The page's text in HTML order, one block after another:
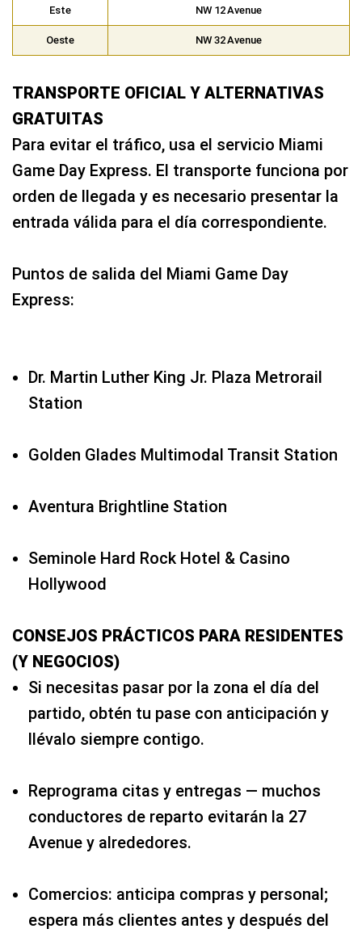
Este NW 12 Avenue
Oeste NW 32 Avenue
TRANSPORTE OFICIAL Y ALTERNATIVAS
GRATUITAS
Para evitar el tráfico, usa el servicio Miami
Game Day Express. El transporte funciona por
orden de llegada y es necesario presentar la
entrada válida para el día correspondiente.
Puntos de salida del Miami Game Day
Express:
Dr. Martin Luther King Jr. Plaza Metrorail
Station
Golden Glades Multimodal Transit Station
Aventura Brightline Station
Seminole Hard Rock Hotel & Casino
Hollywood
CONSEJOS PRÁCTICOS PARA RESIDENTES
(Y NEGOCIOS)
Si necesitas pasar por la zona el día del
partido, obtén tu pase con anticipación y
llévalo siempre contigo.
Reprograma citas y entregas — muchos
conductores de reparto evitarán la 27
Avenue y alrededores.
Comercios: anticipa compras y personal;
espera más clientes antes y después del